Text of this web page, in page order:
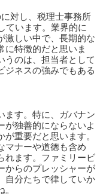
対し、税理士事務所
ています。業界的に
激しい中で、長期的な
に特徴的だと思いま
うのは、担当者として
ジネスの強みでもある
ます。特に、ガバナン
が独善的にならないよ
重要だと思います。
マナーや道徳も含め
れます。ファミリービ
からのプレッシャーが
自分たちで律していか